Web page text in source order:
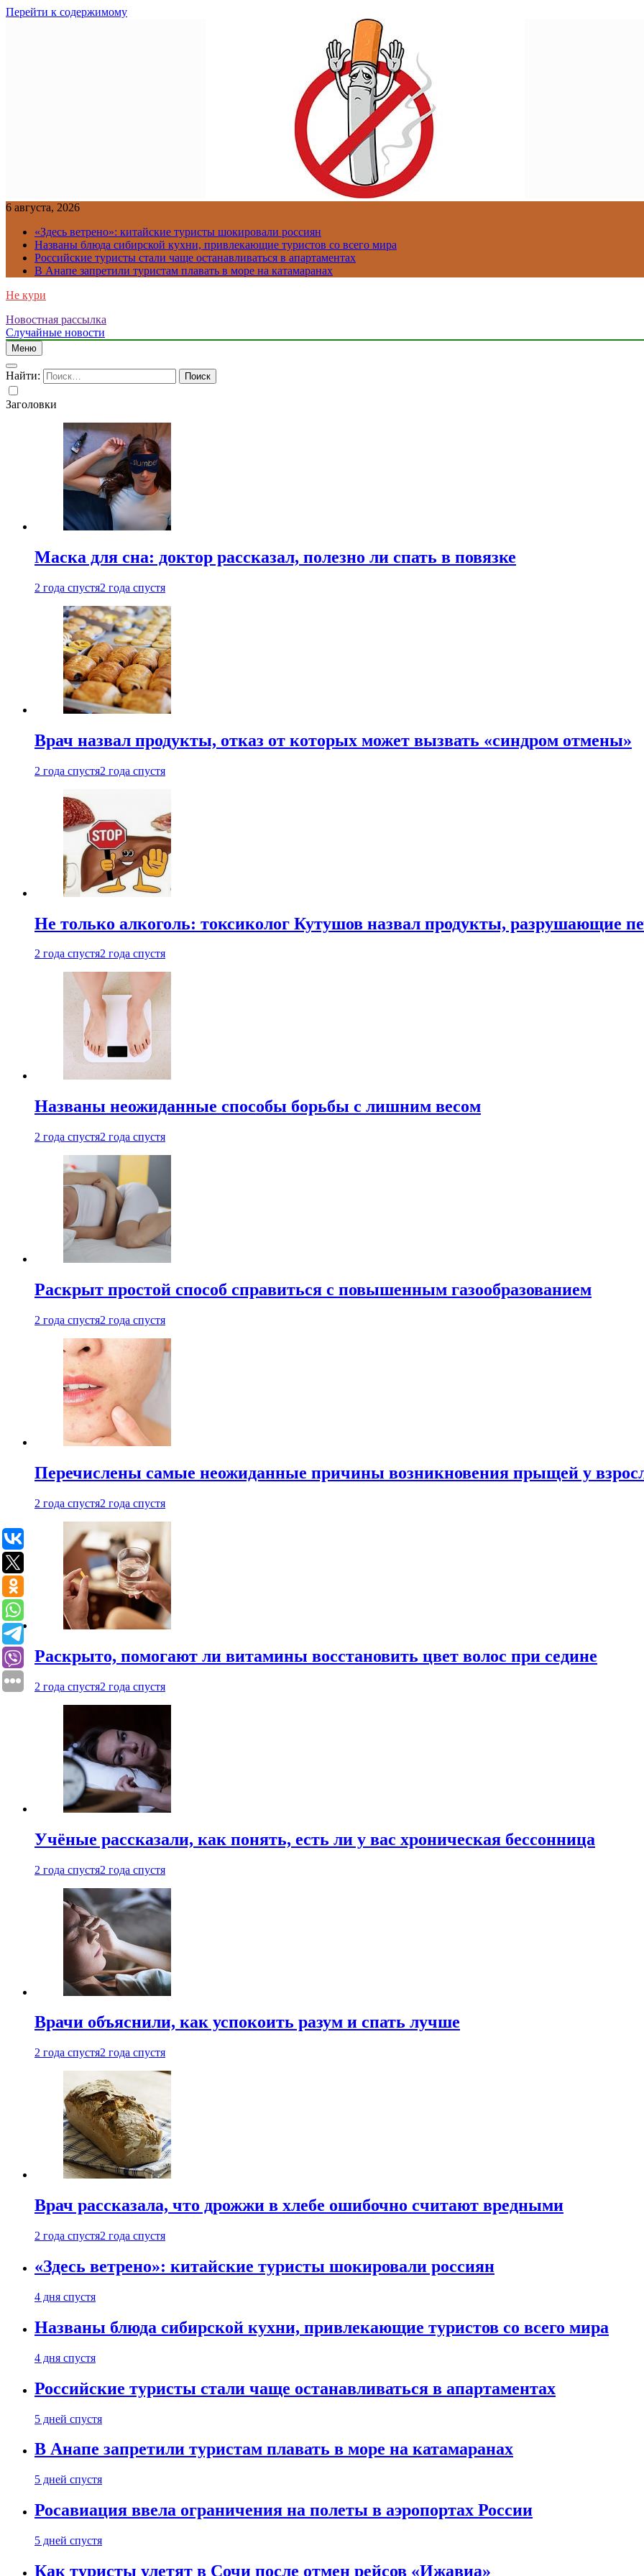
Перейти к содержимому
6 августа, 2026
«Здесь ветрено»: китайские туристы шокировали россиян
Названы блюда сибирской кухни, привлекающие туристов со всего мира
Российские туристы стали чаще останавливаться в апартаментах
В Анапе запретили туристам плавать в море на катамаранах
Не кури
Новостная рассылка
Случайные новости
Меню
Найти:
Заголовки
Маска для сна: доктор рассказал, полезно ли спать в повязке
2 года спустя2 года спустя
Врач назвал продукты, отказ от которых может вызвать «синдром отмены»
2 года спустя2 года спустя
Не только алкоголь: токсиколог Кутушов назвал продукты, разрушающие
2 года спустя2 года спустя
Названы неожиданные способы борьбы с лишним весом
2 года спустя2 года спустя
Раскрыт простой способ справиться с повышенным газообразованием
2 года спустя2 года спустя
Перечислены самые неожиданные причины возникновения прыщей у
2 года спустя2 года спустя
Раскрыто, помогают ли витамины восстановить цвет волос при седине
2 года спустя2 года спустя
Учёные рассказали, как понять, есть ли у вас хроническая бессонница
2 года спустя2 года спустя
Врачи объяснили, как успокоить разум и спать лучше
2 года спустя2 года спустя
Врач рассказала, что дрожжи в хлебе ошибочно считают вредными
2 года спустя2 года спустя
«Здесь ветрено»: китайские туристы шокировали россиян
4 дня спустя
Названы блюда сибирской кухни, привлекающие туристов со всего мира
4 дня спустя
Российские туристы стали чаще останавливаться в апартаментах
5 дней спустя
В Анапе запретили туристам плавать в море на катамаранах
5 дней спустя
Росавиация ввела ограничения на полеты в аэропортах России
5 дней спустя
Как туристы улетят в Сочи после отмен рейсов «Ижавиа»